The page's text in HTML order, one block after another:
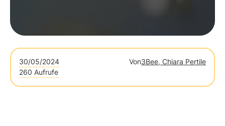
30/05/2024 Von3Bee, Chiara Pertile
260 Aufrufe